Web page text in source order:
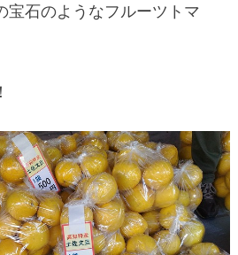
石のようなフルーツトマ